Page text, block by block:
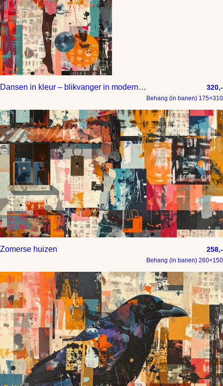
Dansen in kleur – blikvanger in moderne stijl 320,-
Behang (in banen) 175×310
Zomerse huizen 258,-
Behang (in banen) 260×150